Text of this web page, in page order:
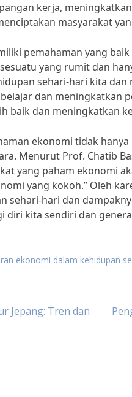
kerja,
masyarakat
pemahaman yang
yang rumit dan
sehari-hari kita
dan meningkatkan
baik dan meningkatkan
ekonomi tidak
Menurut Prof. Chatib
yang paham ekonomi
yang kokoh.” Oleh
sehari-hari dan
diri kita sendiri dan
ekonomi dalam kehidupan
Jepang: Tren dan